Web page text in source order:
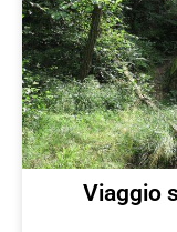
Viaggio